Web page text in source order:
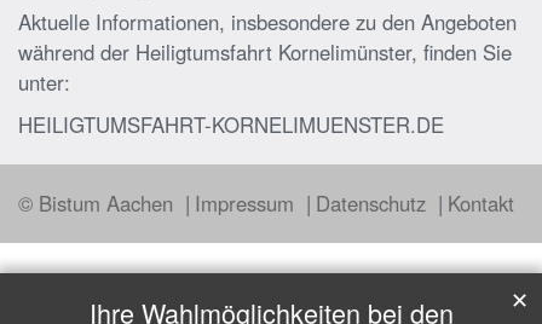
Aktuelle Informationen, insbesondere zu den Angeboten
während der Heiligtumsfahrt Kornelimünster, finden Sie
unter:
HEILIGTUMSFAHRT-KORNELIMUENSTER.DE
© Bistum Aachen Impressum Datenschutz Kontakt
Ihre Wahlmöglichkeiten bei den
✕